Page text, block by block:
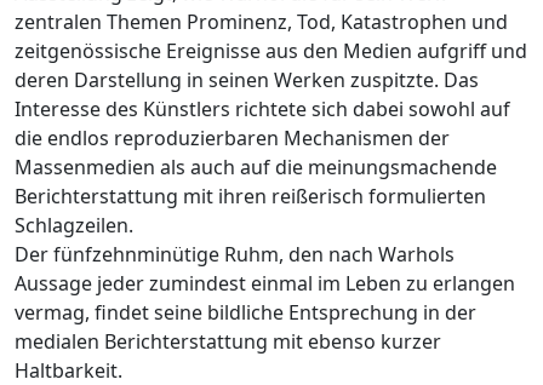
zentralen Themen Prominenz, Tod, Katastrophen und
zeitgenössische Ereignisse aus den Medien aufgriff und
deren Darstellung in seinen Werken zuspitzte. Das
Interesse des Künstlers richtete sich dabei sowohl auf
die endlos reproduzierbaren Mechanismen der
Massenmedien als auch auf die meinungsmachende
Berichterstattung mit ihren reißerisch formulierten
Schlagzeilen.
Der fünfzehnminütige Ruhm, den nach Warhols
Aussage jeder zumindest einmal im Leben zu erlangen
vermag, findet seine bildliche Entsprechung in der
medialen Berichterstattung mit ebenso kurzer
Haltbarkeit.